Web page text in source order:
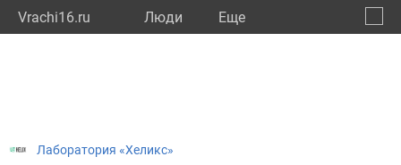
Vrachi16.ru Люди Eще
Лаборатория «Хеликс»